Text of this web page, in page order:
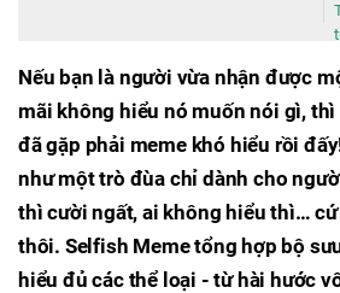
Nếu bạn là người vừa nhận được
mãi không hiểu nó muốn nói gì,
đã gặp phải meme khó hiểu rồi
như một trò đùa chỉ dành cho
thì cười ngất, ai không hiểu thì…
thôi. Selfish Meme tổng hợp bộ
hiểu đủ các thể loại - từ hài hước